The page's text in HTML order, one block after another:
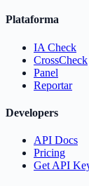
Plataforma
IA Check
CrossCheck
Panel
Reportar
Developers
API Docs
Pricing
Get API